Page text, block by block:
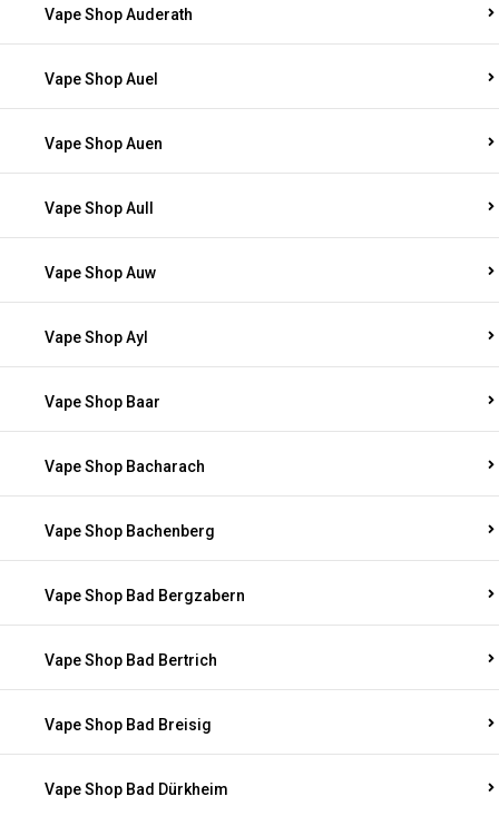
Vape Shop Auderath
Vape Shop Auel
Vape Shop Auen
Vape Shop Aull
Vape Shop Auw
Vape Shop Ayl
Vape Shop Baar
Vape Shop Bacharach
Vape Shop Bachenberg
Vape Shop Bad Bergzabern
Vape Shop Bad Bertrich
Vape Shop Bad Breisig
Vape Shop Bad Dürkheim